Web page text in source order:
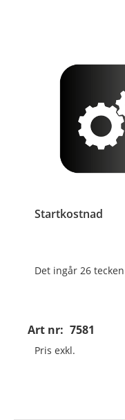
Startkostnad
Art nr: 7581
Det ingår 26
Pris exkl.